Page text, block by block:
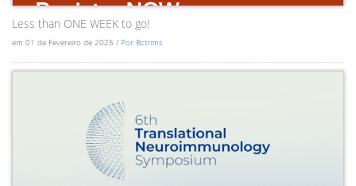
Less than ONE WEEK to go!
em 01 de Fevereiro de 2025 / Por Bctrims